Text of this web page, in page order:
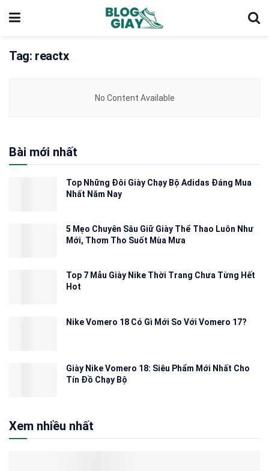
Tag: reactx
No Content Available
Bài mới nhất
Top Những Đôi Giày Chạy Bộ Adidas Đáng Mua
Nhất Năm Nay
5 Mẹo Chuyên Sâu Giữ Giày Thể Thao Luôn Như
Mới, Thơm Tho Suốt Mùa Mưa
Top 7 Mẫu Giày Nike Thời Trang Chưa Từng Hết
Hot
Nike Vomero 18 Có Gì Mới So Với Vomero 17?
Giày Nike Vomero 18: Siêu Phẩm Mới Nhất Cho
Tín Đồ Chạy Bộ
Xem nhiều nhất